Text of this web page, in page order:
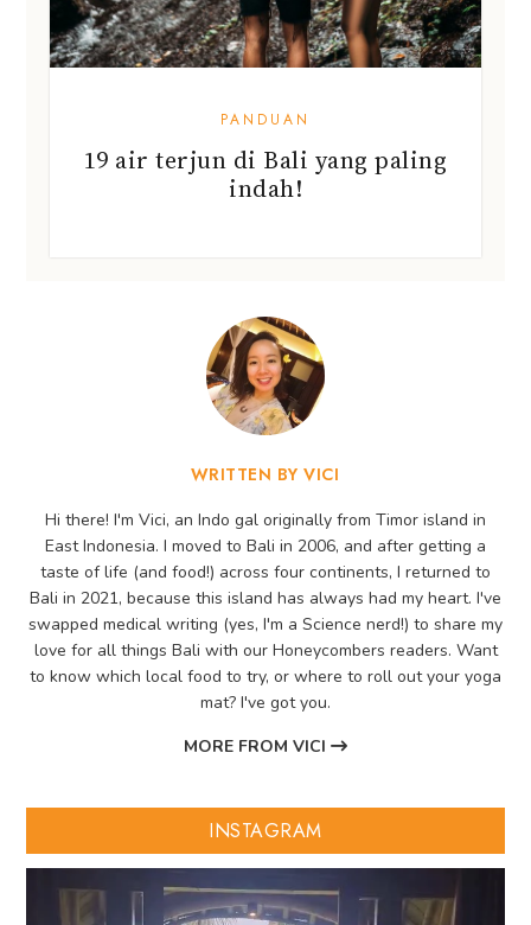
PANDUAN
19 air terjun di Bali yang paling
indah!
WRITTEN BY VICI
Hi there! I'm Vici, an Indo gal originally from Timor island in
East Indonesia. I moved to Bali in 2006, and after getting a
taste of life (and food!) across four continents, I returned to
Bali in 2021, because this island has always had my heart. I've
swapped medical writing (yes, I'm a Science nerd!) to share my
love for all things Bali with our Honeycombers readers. Want
to know which local food to try, or where to roll out your yoga
mat? I've got you.
MORE FROM VICI
INSTAGRAM